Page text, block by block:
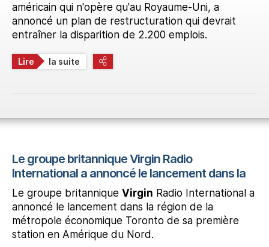
américain qui n'opère qu'au Royaume-Uni, a
annoncé un plan de restructuration qui devrait
entraîner la disparition de 2.200 emplois.
Lire la suite
Le groupe britannique Virgin Radio
International a annoncé le lancement dans la
Le groupe britannique Virgin Radio International a
annoncé le lancement dans la région de la
métropole économique Toronto de sa première
station en Amérique du Nord.